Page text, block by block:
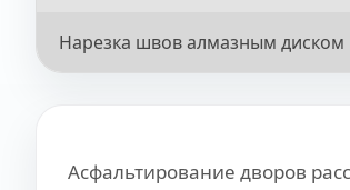
Нарезка швов алмазным диском
Асфальтирование дворов